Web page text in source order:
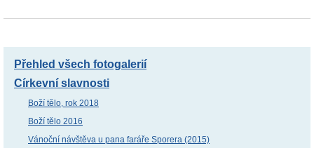
Přehled všech fotogalerií
Církevní slavnosti
Boží tělo, rok 2018
Boží tělo 2016
Vánoční návštěva u pana faráře Sporera (2015)